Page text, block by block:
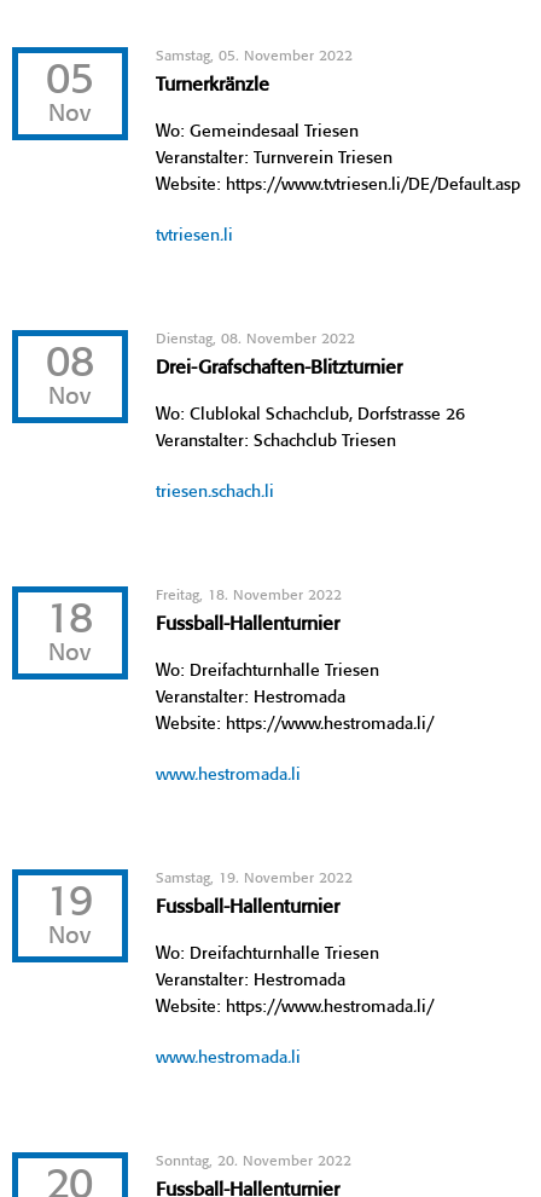
05
Nov
Samstag, 05. November 2022
Turnerkränzle
Wo: Gemeindesaal Triesen
Veranstalter: Turnverein Triesen
Website: https://www.tvtriesen.li/DE/Default.asp
tvtriesen.li
08
Nov
Dienstag, 08. November 2022
Drei-Grafschaften-Blitzturnier
Wo: Clublokal Schachclub, Dorfstrasse 26
Veranstalter: Schachclub Triesen
triesen.schach.li
18
Nov
Freitag, 18. November 2022
Fussball-Hallenturnier
Wo: Dreifachturnhalle Triesen
Veranstalter: Hestromada
Website: https://www.hestromada.li/
www.hestromada.li
19
Nov
Samstag, 19. November 2022
Fussball-Hallenturnier
Wo: Dreifachturnhalle Triesen
Veranstalter: Hestromada
Website: https://www.hestromada.li/
www.hestromada.li
20
Sonntag, 20. November 2022
Fussball-Hallenturnier